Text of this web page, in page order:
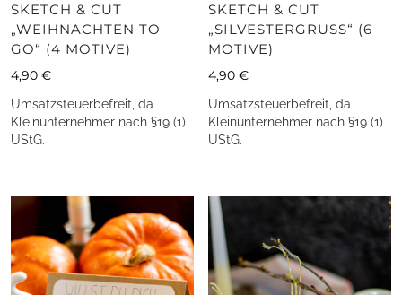
SKETCH & CUT
„WEIHNACHTEN TO
GO“ (4 MOTIVE)
4,90 €
Umsatzsteuerbefreit, da
Kleinunternehmer nach §19 (1)
UStG.
SKETCH & CUT
„SILVESTERGRUSS“ (6 M
OTIVE)
4,90€
Umsatzsteuerbefreit, da
Kleinunternehmer nach §19 (1)
UStG.